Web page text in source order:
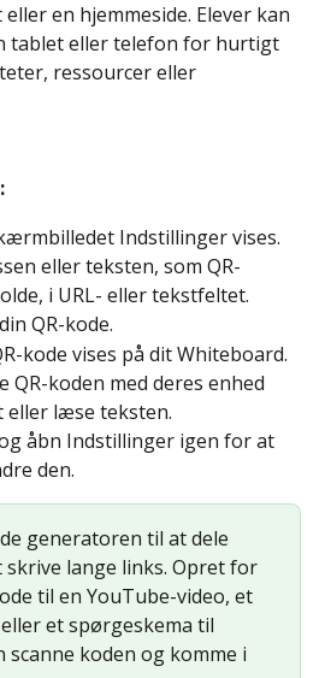
en hjemmeside. Elever kan
tablet eller telefon for hurtigt
ressourcer eller
Indstillinger vises.
eller teksten, som QR-
i URL- eller tekstfeltet.
QR-kode.
kode vises på dit Whiteboard.
QR-koden med deres enhed
læse teksten.
åbn Indstillinger igen for at
den.
generatoren til at dele
lange links. Opret for
til en YouTube-video, et
et spørgeskema til
scanne koden og komme i